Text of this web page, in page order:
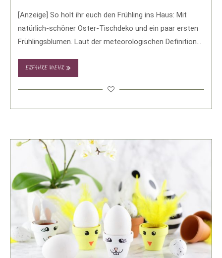
[Anzeige] So holt ihr euch den Frühling ins Haus: Mit
natürlich-schöner Oster-Tischdeko und ein paar ersten
Frühlingsblumen. Laut der meteorologischen Definition
ERFAHRE MEHR